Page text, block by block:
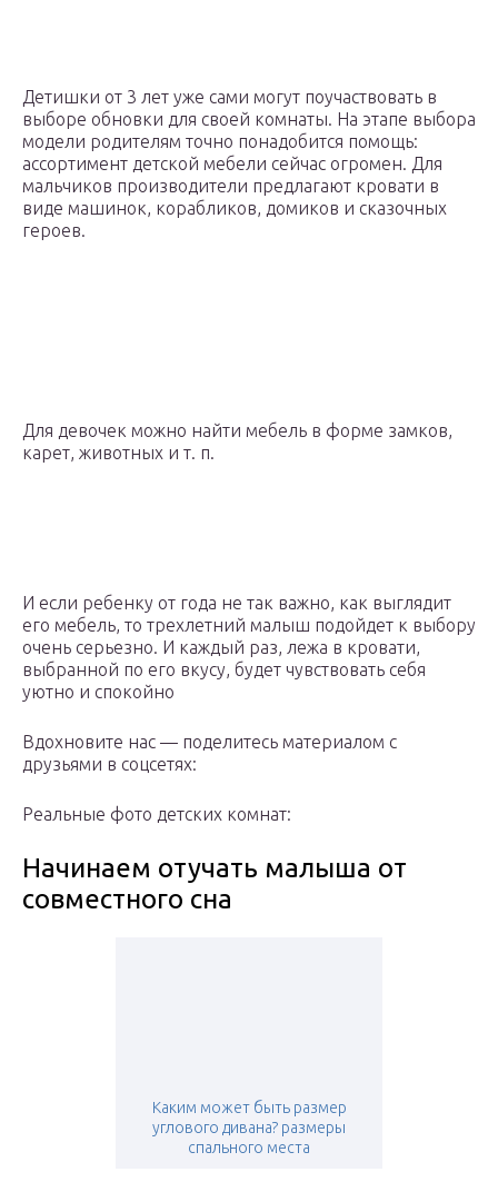
Детишки от 3 лет уже сами могут поучаствовать в
выборе обновки для своей комнаты. На этапе выбора
модели родителям точно понадобится помощь:
ассортимент детской мебели сейчас огромен. Для
мальчиков производители предлагают кровати в
виде машинок, корабликов, домиков и сказочных
героев.
Для девочек можно найти мебель в форме замков,
карет, животных и т. п.
И если ребенку от года не так важно, как выглядит
его мебель, то трехлетний малыш подойдет к выбору
очень серьезно. И каждый раз, лежа в кровати,
выбранной по его вкусу, будет чувствовать себя
уютно и спокойно
Вдохновите нас — поделитесь материалом с
друзьями в соцсетях:
Реальные фото детских комнат:
Начинаем отучать малыша от
совместного сна
Каким может быть размер
углового дивана? размеры
спального места